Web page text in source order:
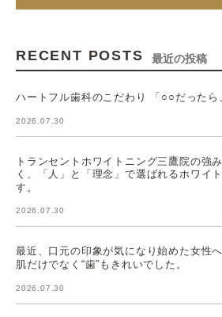
RECENT POSTS 最近の投稿
ハートフル歯科のこだわり 「○○だったら
2026.07.30
トランセントホワイトニング三鷹院の強
く、「人」と「理念」で選ばれるホワイ
す。
2026.07.30
最近、口元の印象が気になり始めた女性
肌だけでなく“歯”もきれいでした。
2026.07.30